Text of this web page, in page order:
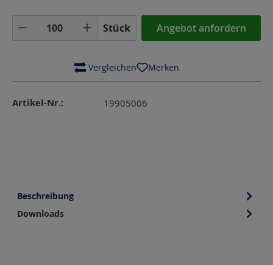
Produkt Anzahl: Gib den gewünschten
Stück Angebot anfordern
Vergleichen Merken
Artikel-Nr.: 19905006
Beschreibung
Downloads